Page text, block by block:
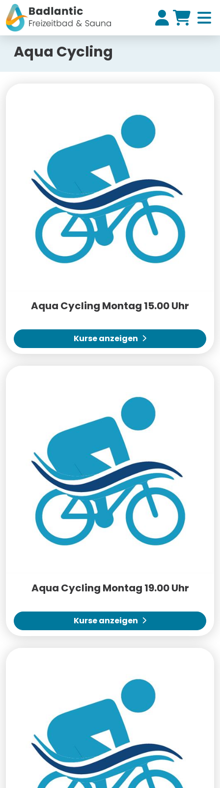
Aqua Cycling
Aqua Cycling Montag 15.00 Uhr
Kurse anzeigen
Aqua Cycling Montag 19.00 Uhr
Kurse anzeigen